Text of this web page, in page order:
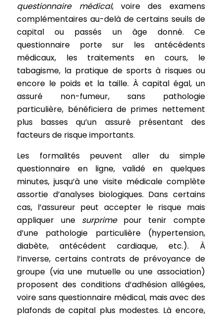
questionnaire médical, voire des examens
complémentaires au-delà de certains seuils de
capital ou passés un âge donné. Ce
questionnaire porte sur les antécédents
médicaux, les traitements en cours, le
tabagisme, la pratique de sports à risques ou
encore le poids et la taille. À capital égal, un
assuré non-fumeur, sans pathologie
particulière, bénéficiera de primes nettement
plus basses qu’un assuré présentant des
facteurs de risque importants.
Les formalités peuvent aller du simple
questionnaire en ligne, validé en quelques
minutes, jusqu’à une visite médicale complète
assortie d’analyses biologiques. Dans certains
cas, l’assureur peut accepter le risque mais
appliquer une surprimepour tenir compte
d’une pathologie particulière (hypertension,
diabète, antécédent cardiaque, etc.). À
l’inverse, certains contrats de prévoyance de
groupe (via une mutuelle ou une association)
proposent des conditions d’adhésion allégées,
voire sans questionnaire médical, mais avec des
plafonds de capital plus modestes. Là encore,